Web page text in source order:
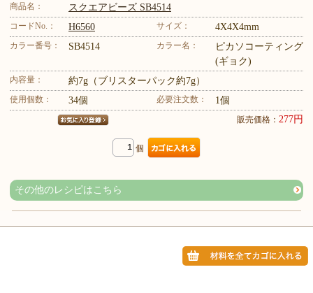
商品名： スクエアビーズ SB4514
コードNo.： H6560 サイズ： 4X4X4mm
カラー番号： SB4514 カラー名：
ピカソコーティング
(ギョク)
内容量： 約7g（ブリスターパック約7g）
使用個数： 34個 必要注文数： 1個
販売価格： 277円
個
その他のレシピはこちら